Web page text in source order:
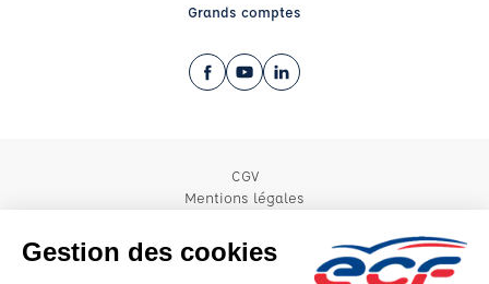
Grands comptes
Facebook (nouvelle fenêtre)
YouTube (nouvelle fenêtre)
LinkedIn (nouvelle fenêtre)
CGV
Mentions légales
© 2026 École de Conduite Française. Tous droits réservés